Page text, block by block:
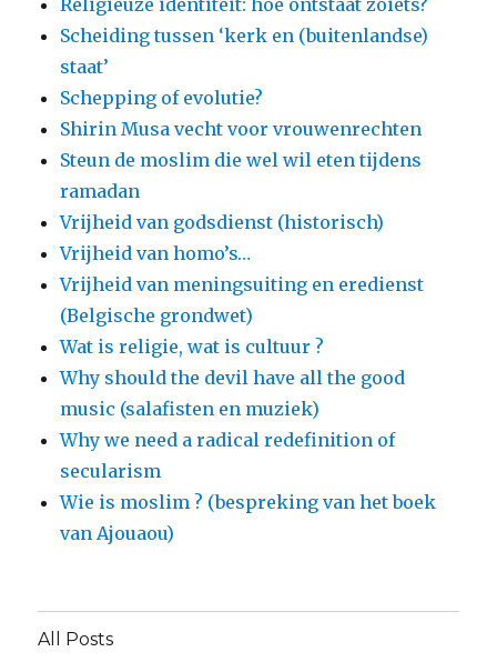
Religieuze identiteit: hoe ontstaat zoiets?
Scheiding tussen ‘kerk en (buitenlandse)
staat’
Schepping of evolutie?
Shirin Musa vecht voor vrouwenrechten
Steun de moslim die wel wil eten tijdens
ramadan
Vrijheid van godsdienst (historisch)
Vrijheid van homo’s…
Vrijheid van meningsuiting en eredienst
(Belgische grondwet)
Wat is religie, wat is cultuur ?
Why should the devil have all the good
music (salafisten en muziek)
Why we need a radical redefinition of
secularism
Wie is moslim ? (bespreking van het boek
van Ajouaou)
All Posts